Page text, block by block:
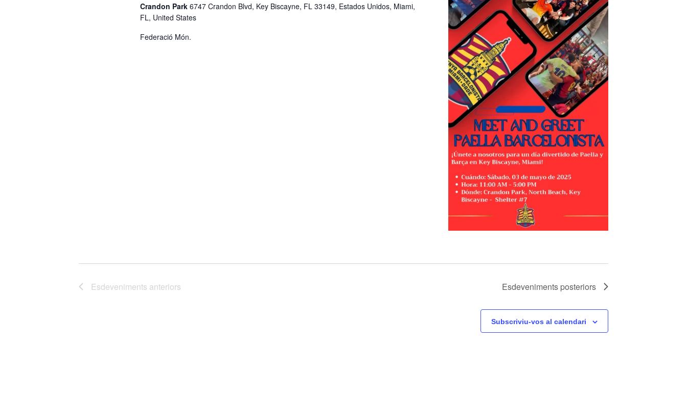
a
u
n
Crandon Park6747 Crandon Blvd, Key Biscayne, FL 33149, Estados Unidos, Miami,
FL, United States
Federació Món.
Esdeveniments anteriors Esdeveniments posteriors
Subscriviu-vos al calendari